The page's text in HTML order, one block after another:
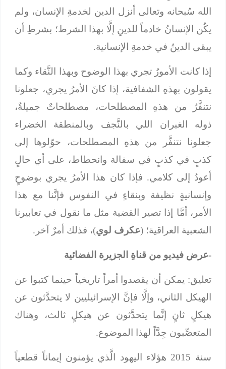
الله سُبحانه وتعالى أنزل الدين لخدمةِ الإنسان، ولم
يكُن الإنسانُ خادماً للدينِ إلَّا بهذا الشرط؛ بشرطِ أن
يبقى الدينُ في خدمةِ الإنسانية.
إذا كانت الأمورُ تجري بهذا الوضوح وبهذا النَّقاء وكما
يقولون بهذهِ الشفافية، إذا كانَ الأمرُ يجري، جعلونا
نتنفَّرُ من هذهِ المصطلحات، مصطلحاتٌ جميلةٌ،
ذوله الغبران اللي بالنَّجف وبالمنطقة الخضراء
جعلونا نتنفَّر من هذهِ المصطلحات، حوّلوها إلى
كذبٍ في كذبٍ في سفالة وانحطاط، على أي حالٍ
أعودُ إلى كلامي. فإذا كان هذا الأمرُ يجري بوضوحٍ
وإنسانيةٍ نظيفة وبنقاءٍ في النفوس فإنَّنا مع هذا
الأمر، أمَّا إذا تصير القضية مثل ما نقول في تعابيرنا
الشعبية العراقية؛ ( عكرف لوي)، فذلك أمرٌ آخر.
-عرض فيديو من قناةِ الجزيرة الفضائية
تعليق: يمكن أن يقصدوا أمراً تاريخياً حينما كتبوا عن
الهيكل الثاني، وإلَّا فإنَّ الإسرائيليين لا يتحدَّثون عن
هيكلٍ ثانٍ إنَّما يتحدَّثون عن هيكلٍ ثالث، وهناك
المتعصِّبون جِدَّاً لهذا الموضوع.
سنة 2015 هؤلاء اليهود الَّذي يؤمنون إيماناً قطعياً